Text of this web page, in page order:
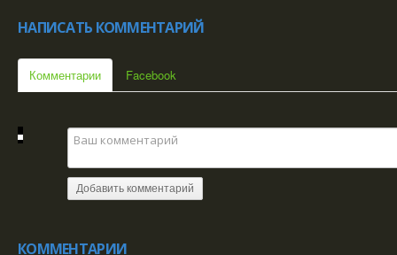
НАПИСАТЬ КОММЕНТАРИЙ
Комментарии Facebook
Добавить комментарий
КОММЕНТАРИИ